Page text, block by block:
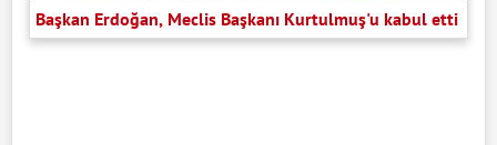
Başkan Erdoğan, Meclis Başkanı Kurtulmuş'u kabul etti